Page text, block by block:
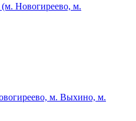
Новогиреево, м.
м. Выхино, м.